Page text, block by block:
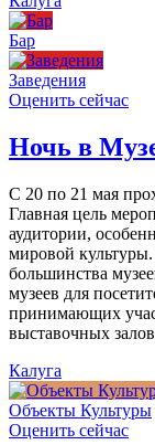
Бар
Заведения
Оценить сейчас
Ночь в
С 20 по 21 мая
Главная цель
аудитории,
мировой
большинства
музеев для
принимающих
выставочных
Калуга
Объекты Культуры
Оценить сейчас